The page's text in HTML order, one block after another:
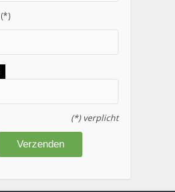
(*) verplicht